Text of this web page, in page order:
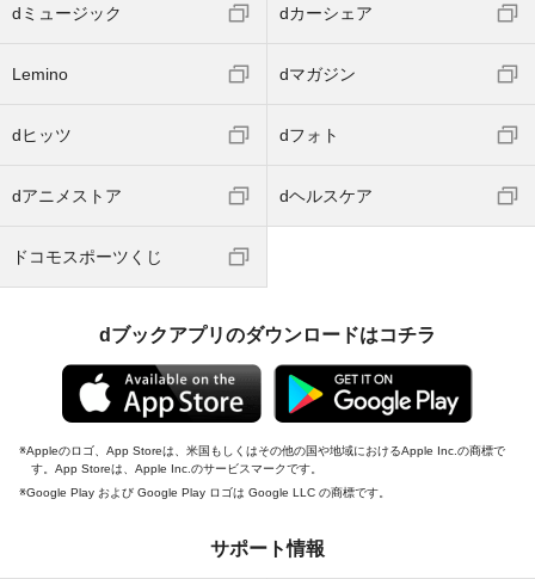
dミュージック dカーシェア
Lemino dマガジン
dヒッツ dフォト
dアニメストア dヘルスケア
ドコモスポーツくじ
dブックアプリのダウンロードはコチラ
Appleのロゴ、App Storeは、米国もしくはその他の国や地域におけるApple Inc.の商標で
す。App Storeは、Apple Inc.のサービスマークです。
Google Play および Google Play ロゴは Google LLC の商標です。
サポート情報